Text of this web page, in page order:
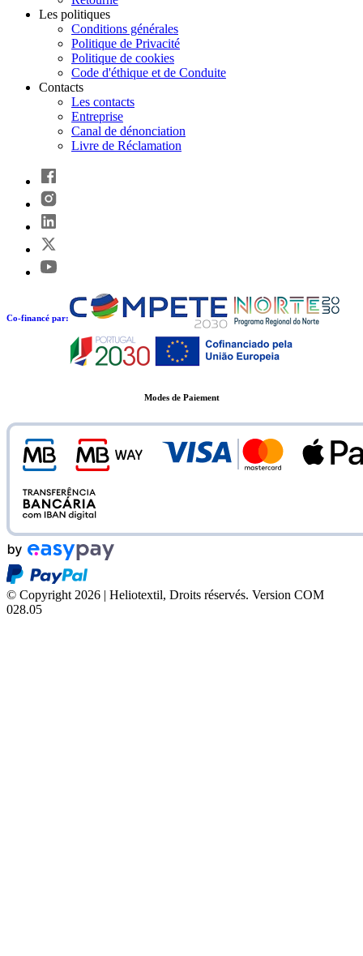
Les politiques
Conditions générales
Politique de Privacité
Politique de cookies
Code d'éthique et de Conduite
Contacts
Les contacts
Entreprise
Canal de dénonciation
Livre de Réclamation
Co-financé par:
Modes de Paiement
© Copyright 2026 | Heliotextil, Droits réservés. Version COM
028.05